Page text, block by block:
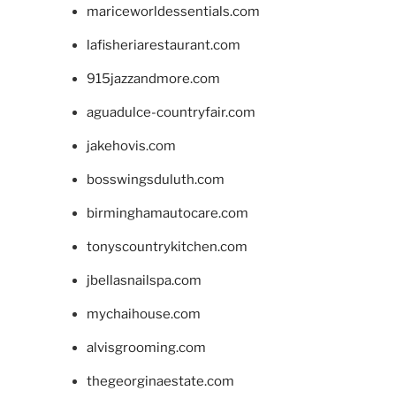
mariceworldessentials.com
lafisheriarestaurant.com
915jazzandmore.com
aguadulce-countryfair.com
jakehovis.com
bosswingsduluth.com
birminghamautocare.com
tonyscountrykitchen.com
jbellasnailspa.com
mychaihouse.com
alvisgrooming.com
thegeorginaestate.com